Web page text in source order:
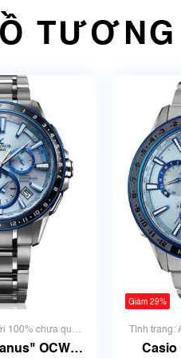
100% chưa qua
OCW-
Giảm 29%
Tình trạng:
nhưng
Casio